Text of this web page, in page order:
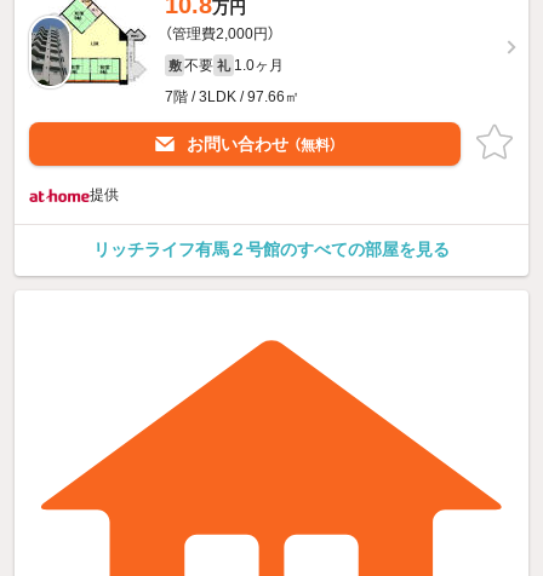
万円
（管理費2,000円）
敷 不要 礼 1.0ヶ月
7階 / 3LDK / 97.66㎡
お問い合わせ （無料）
提供
リッチライフ有馬２号館のすべての部屋を見る